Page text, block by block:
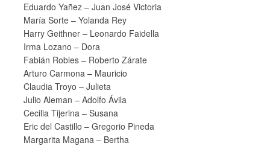
Eduardo Yañez – Juan José Victoria
María Sorte – Yolanda Rey
Harry Geithner – Leonardo Faidella
Irma Lozano – Dora
Fabián Robles – Roberto Zárate
Arturo Carmona – Mauricio
Claudia Troyo – Julieta
Julio Aleman – Adolfo Ávila
Cecilia Tijerina – Susana
Eric del Castillo – Gregorio Pineda
Margarita Magana – Bertha